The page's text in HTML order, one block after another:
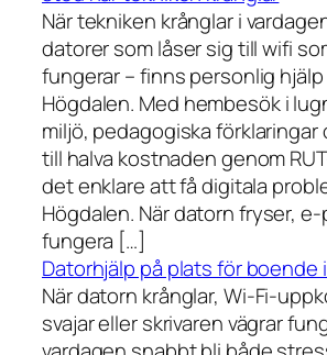
När tekniken krånglar i
datorer som låser sig till wifi
fungerar – finns personlig
Högdalen. Med hembesök i
miljö, pedagogiska
till halva kostnaden genom
det enklare att få digitala
Högdalen. När datorn fryser,
fungera […]
Datorhjälp på plats för boende
När datorn krånglar, Wi-Fi-
svajar eller skrivaren vägrar